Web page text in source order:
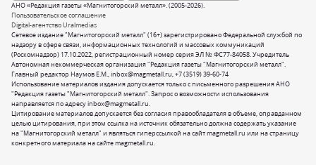
Сетевое издание "Магнитогорский металл" (16+) зарегистрировано Федеральной службой по
надзору в сфере связи, информационных технологий и массовых коммуникаций
(Роскомнадзор) 17.10.2022, регистрационный номер серия ЭЛ № ФС77-84058. Учредитель
Автономная некоммерческая организация "Редакция газеты "Магнитогорский металл".
Главный редактор Наумов Е.М.,inbox@magmetall.ru,+7 (3519) 39-60-74
Использование материалов издания допускается только с письменного разрешения АНО
"Редакция газеты "Магнитогорский металл". Запрос о возможности использования
направляется по адресуinbox@magmetall.ru.
Цитирование материалов допускается без согласия правообладателя в объеме, оправданном
целью цитирования, при этом ссылка на источник обязательно должна содержать указание
на "Магнитогорский металл" и являться гиперссылкой на сайт magmetall.ru или на страницу
конкретного материала на сайте magmetall.ru.
Пользовательское соглашение
Digital-агентство Uralmedias
АНО «Редакция газеты «Магнитогорский металл». (2005-2026).